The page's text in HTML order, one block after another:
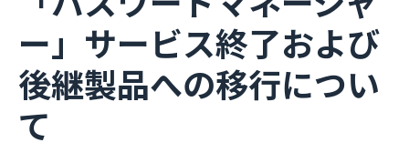
ー」サービス終了および
後継製品への移行につい
て